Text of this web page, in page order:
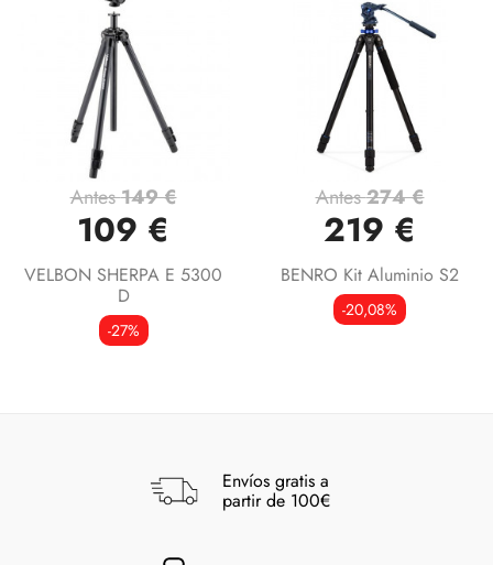
Antes149 €
109 €
VELBON SHERPA E 5300
D
-27%
Antes274 €
219 €
BENRO Kit Aluminio S2
-20,08%
Envíos gratis a
partir de 100€